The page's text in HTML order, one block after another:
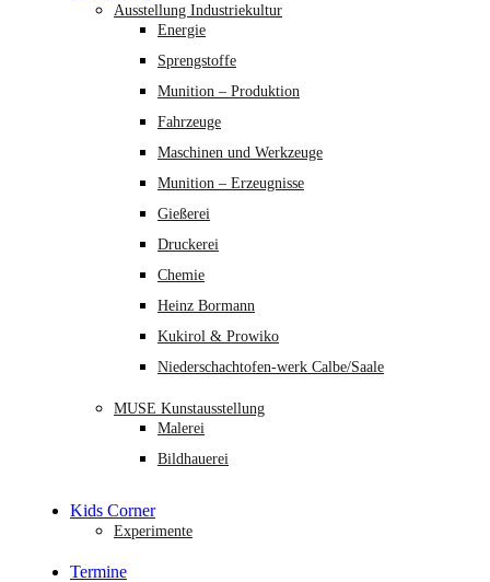
Ausstellung Industriekultur
Energie
Sprengstoffe
Munition – Produktion
Fahrzeuge
Maschinen und Werkzeuge
Munition – Erzeugnisse
Gießerei
Druckerei
Chemie
Heinz Bormann
Kukirol & Prowiko
Niederschachtofen-werk Calbe/Saale
MUSE Kunstausstellung
Malerei
Bildhauerei
Kids Corner
Experimente
Termine